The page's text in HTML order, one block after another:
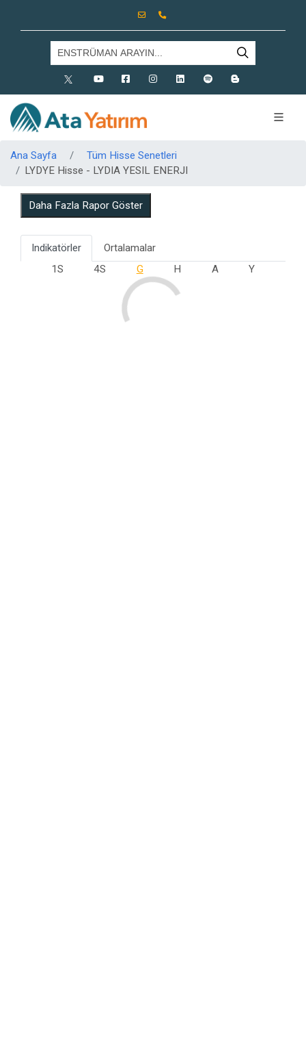
X Youtube FacebookInstagramLinkedinSpotify
Ana Sayfa
Tüm Hisse Senetleri
LYDYE Hisse - LYDIA YESIL ENERJI
Daha Fazla Rapor Göster
Indikatörler
Ortalamalar
1S
4S G H A Y